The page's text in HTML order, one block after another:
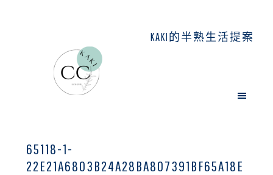
KAKI的半熟生活提案
65118-1-
22E21A6803B24A28BA807391BF65A18E